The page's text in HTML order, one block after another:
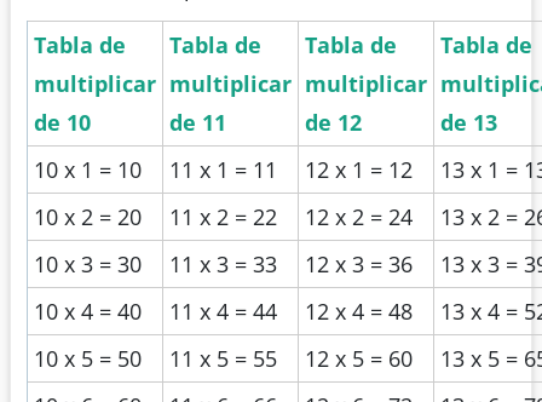
Tabla de
multiplicar
de 10
Tabla de
multiplicar
de 11
Tabla de
multiplicar
de 12
Tabla de
de 13
10 x 1 = 10
11 x 1 = 11 12 x 1 = 12
13 x 1 =
10 x 2 = 20
11 x 2 = 22 12 x 2 = 24
13 x 2 =
10 x 3 = 30
11 x 3 = 33 12 x 3 = 36
13 x 3 =
10 x 4 = 40
11 x 4 = 44 12 x 4 = 48
13 x 4 =
10 x 5 = 50
11 x 5 = 55 12 x 5 = 60
13 x 5 =